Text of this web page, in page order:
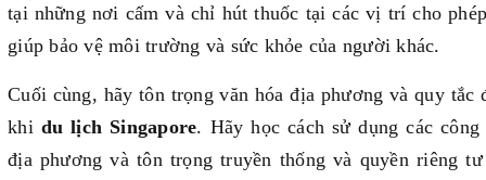
tại những nơi cấm và chỉ hút thuốc tại các vị trí cho
giúp bảo vệ môi trường và sức khỏe của người khác.
Cuối cùng, hãy tôn trọng văn hóa địa phương và quy tắc
khi du lịch Singapore. Hãy học cách sử dụng các
địa phương và tôn trọng truyền thống và quyền riêng